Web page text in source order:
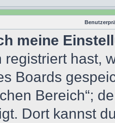
meine
registriert hast,
Boards
Bereich“;
Dort kannst